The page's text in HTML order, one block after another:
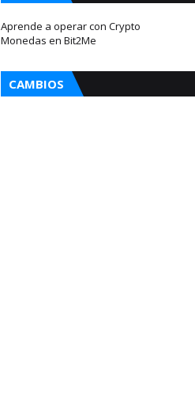
Aprende a operar con Crypto
Monedas en Bit2Me
CAMBIOS